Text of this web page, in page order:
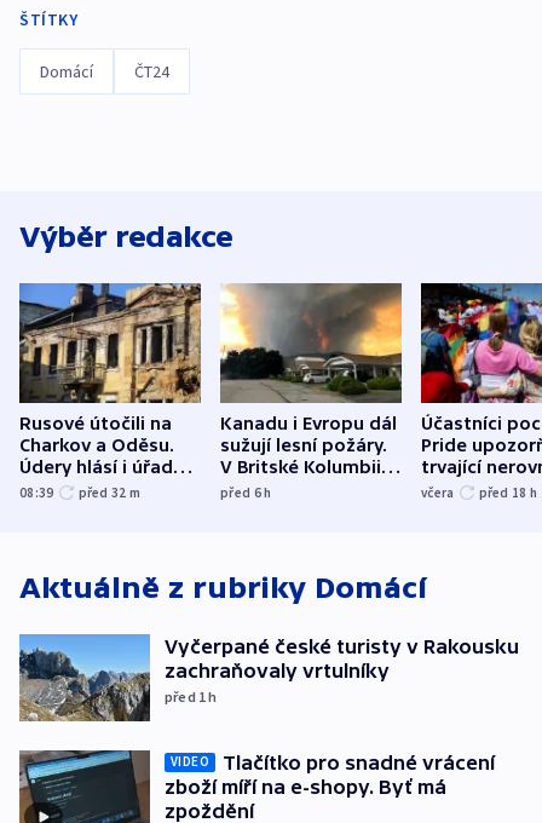
ŠTÍTKY
Domácí ČT24
Výběr redakce
Rusové útočili na
Charkov a Oděsu.
Údery hlásí i úřady v
Bělgorodu
08:39 před 32 m
Kanadu i Evropu dál
sužují lesní požáry.
V Britské Kolumbii
evakuovali tisíce lidí
před 6h
Účastníci
Pride
trvající
včera před 18 h
Aktuálně z rubriky Domácí
Vyčerpané české turisty v Rakousku
zachraňovaly vrtulníky
před 1h
VIDEO
Tlačítko pro snadné vrácení
zboží míří na e-shopy. Byť má
zpoždění